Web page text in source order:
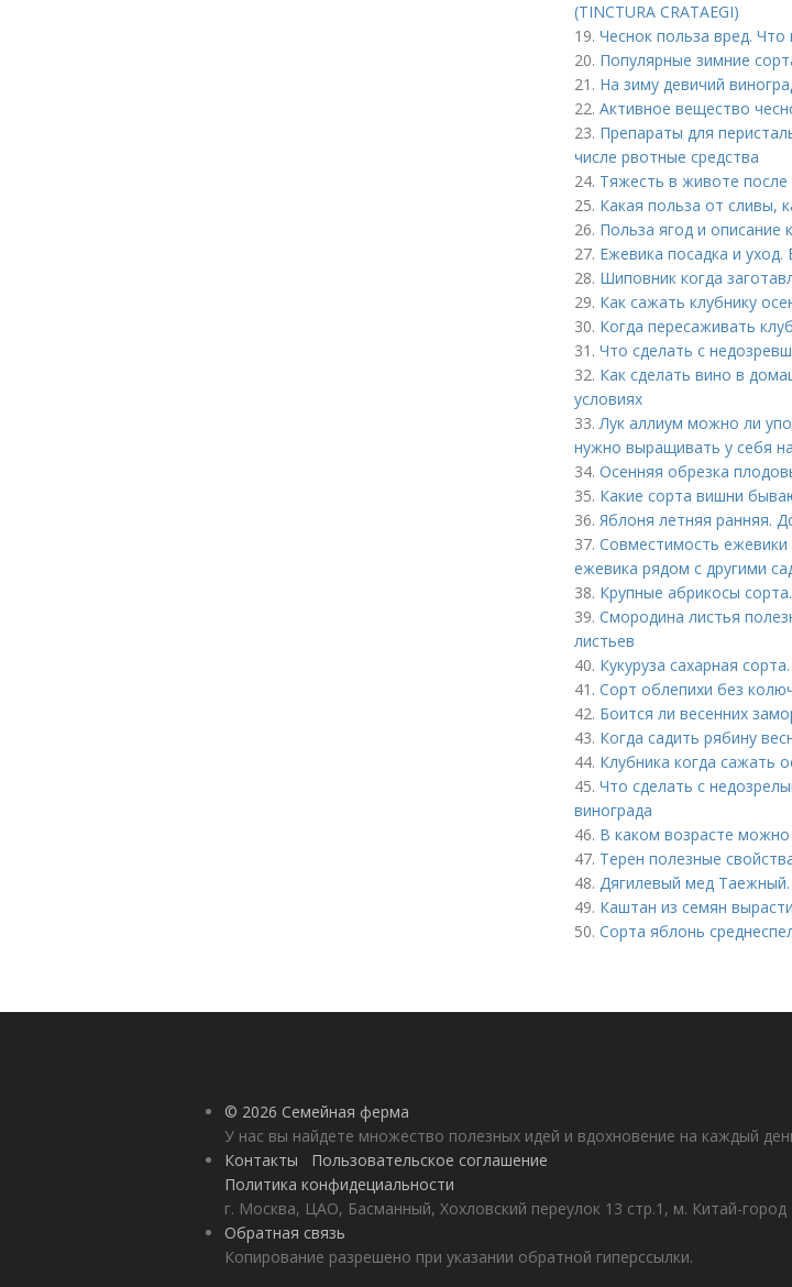
(TINCTURA CRATAEGI)
19. Чеснок польза вред. Что
20. Популярные зимние
21. На зиму девичий
22. Активное вещество
23. Препараты для
числе рвотные средства
24. Тяжесть в животе
25. Какая польза от сливы,
26. Польза ягод и
27. Ежевика посадка и
28. Шиповник когда
29. Как сажать клубнику
30. Когда пересаживать
31. Что сделать с
32. Как сделать вино в
условиях
33.Лук аллиум можно ли
нужно выращивать у себя
34. Осенняя обрезка
35. Какие сорта вишни
36. Яблоня летняя ранняя.
37. Совместимость ежевики
ежевика рядом с другими
38. Крупные абрикосы
39. Смородина листья
листьев
40. Кукуруза сахарная
41. Сорт облепихи без
42. Боится ли весенних
43. Когда садить рябину
44. Клубника когда сажать
45. Что сделать с
винограда
46. В каком возрасте можно
47. Терен полезные
48. Дягилевый мед
49. Каштан из семян
50. Сорта яблонь
© 2026 Семейная ферма
У нас вы найдете множество полезных идей и вдохновение на каждый
Контакты
Пользовательское соглашение
Политика конфидециальности
г. Москва, ЦАО, Басманный, Хохловский переулок 13 стр.1, м. Китай-город
Обратная связь
Копирование разрешено при указании обратной гиперссылки.